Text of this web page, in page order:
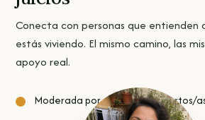
Conecta con personas que entienden
estás viviendo. El mismo camino, las
apoyo real.
Moderada por pacientes expertos/